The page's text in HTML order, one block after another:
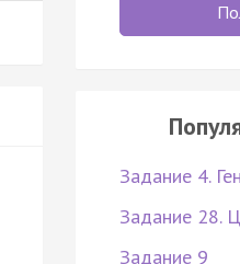
Задание 4.
Задание 28.
Задание 9